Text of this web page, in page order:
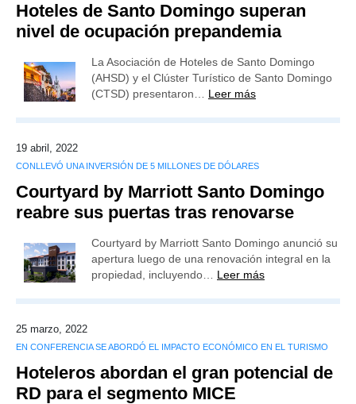
Hoteles de Santo Domingo superan
nivel de ocupación prepandemia
La Asociación de Hoteles de Santo Domingo
(AHSD) y el Clúster Turístico de Santo Domingo
(CTSD) presentaron… Leer más
19 abril, 2022
CONLLEVÓ UNA INVERSIÓN DE 5 MILLONES DE DÓLARES
Courtyard by Marriott Santo Domingo
reabre sus puertas tras renovarse
Courtyard by Marriott Santo Domingo anunció su
apertura luego de una renovación integral en la
propiedad, incluyendo… Leer más
25 marzo, 2022
EN CONFERENCIA SE ABORDÓ EL IMPACTO ECONÓMICO EN EL TURISMO
Hoteleros abordan el gran potencial de
RD para el segmento MICE